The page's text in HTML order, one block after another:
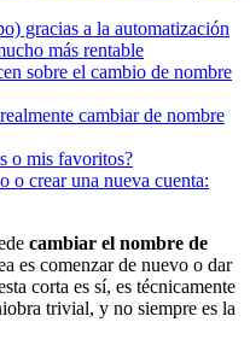
gracias a la automatización
más rentable
sobre el cambio de nombre
cambiar de nombre
o mis favoritos?
o crear una nueva cuenta:
cambiar el nombre de
es comenzar de nuevo o dar
corta es sí, es técnicamente
trivial, y no siempre es la